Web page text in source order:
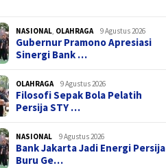
NASIONAL, OLAHRAGA 9 Agustus 2026
Gubernur Pramono Apresiasi
Sinergi Bank …
OLAHRAGA 9 Agustus 2026
Filosofi Sepak Bola Pelatih
Persija STY …
NASIONAL 9 Agustus 2026
Bank Jakarta Jadi Energi Persija
Buru Ge…